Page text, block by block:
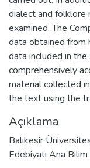
dialect and folklore
examined. The
data obtained from
data included in
comprehensively
material collected
the text using the
Açıklama
Balıkesir
Edebiyatı Ana Bilim